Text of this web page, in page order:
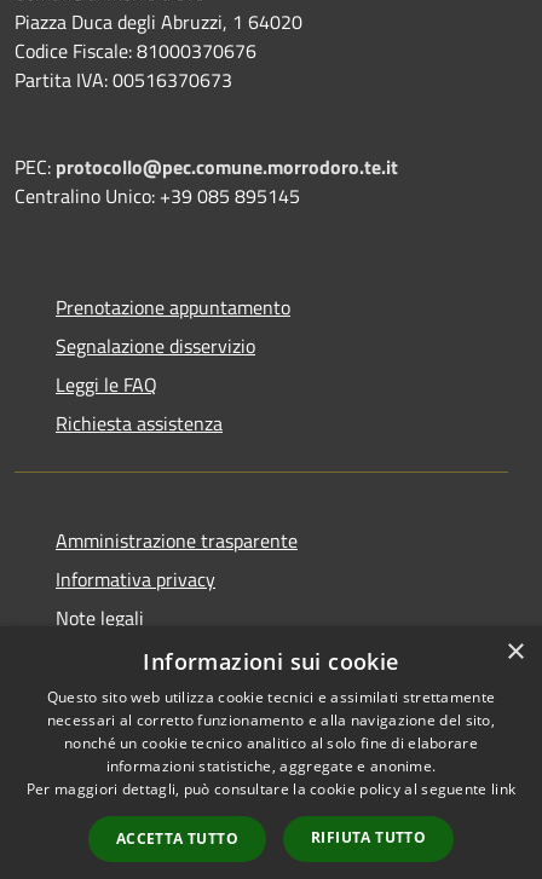
Piazza Duca degli Abruzzi, 1 64020
Codice Fiscale: 81000370676
Partita IVA: 00516370673
PEC: protocollo@pec.comune.morrodoro.te.it
Centralino Unico: +39 085 895145
Prenotazione appuntamento
Segnalazione disservizio
Leggi le FAQ
Richiesta assistenza
Amministrazione trasparente
Informativa privacy
Note legali
Dichiarazione di accessibilità
RSS
Accessibilità
Copyright © 2026 • Comune di
Municipium•
Accesso
redazione
×
Informazioni sui cookie
Questo sito web utilizza cookie tecnici e assimilati strettamente
necessari al corretto funzionamento e alla navigazione del sito,
nonché un cookie tecnico analitico al solo fine di elaborare
informazioni statistiche, aggregate e anonime.
Per maggiori dettagli, può consultare la cookie policy al seguente link
ACCETTA TUTTO RIFIUTA TUTTO